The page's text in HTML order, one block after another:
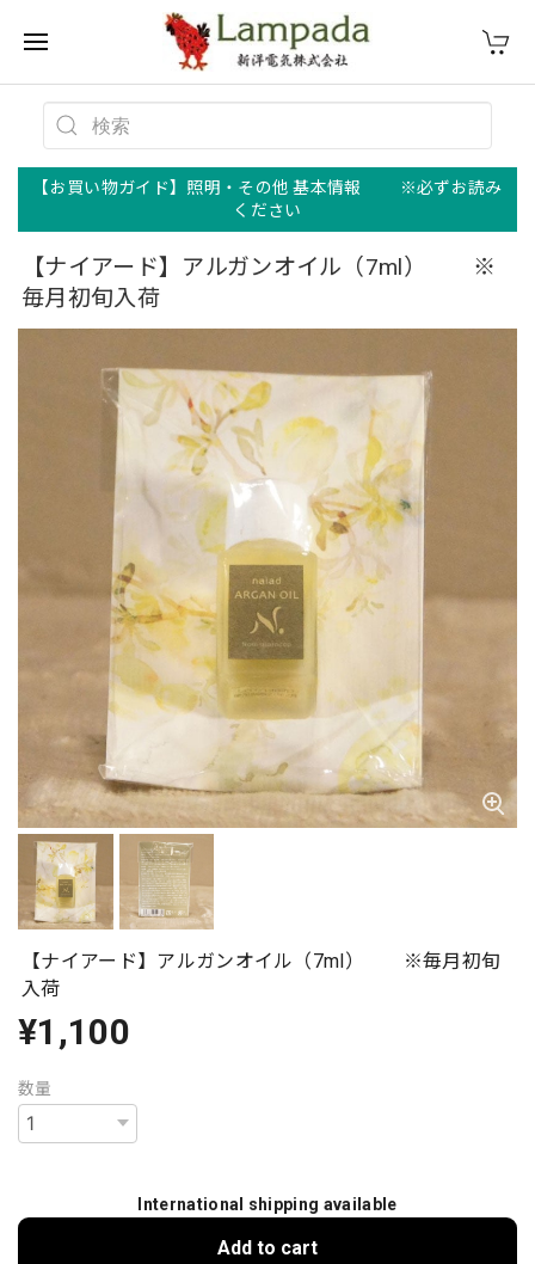
【お買い物ガイド】照明・その他 基本情報 ※必ずお読み
ください
【ナイアード】アルガンオイル（7ml） ※
毎月初旬入荷
【ナイアード】アルガンオイル（7ml） ※毎月初旬
入荷
¥1,100
数量
International shipping available
Add to cart